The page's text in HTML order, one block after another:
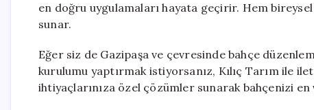
en doğru uygulamaları hayata geçirir. Hem
sunar.
Eğer siz de Gazipaşa ve çevresinde bahçe
kurulumu yaptırmak istiyorsanız, Kılıç Tarım ile
ihtiyaçlarınıza özel çözümler sunarak bahçenizi